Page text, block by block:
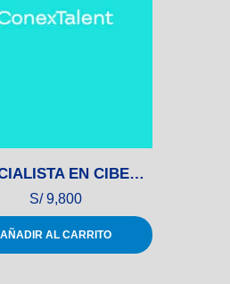
ESPECIALISTA EN CIBERSEGURIDAD
S/9,800
AÑADIR AL CARRITO